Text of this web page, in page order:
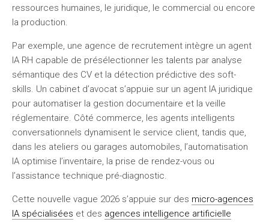
ressources humaines, le juridique, le commercial ou encore
la production.
Par exemple, une agence de recrutement intègre un agent
IA RH capable de présélectionner les talents par analyse
sémantique des CV et la détection prédictive des soft-
skills. Un cabinet d’avocat s’appuie sur un agent IA juridique
pour automatiser la gestion documentaire et la veille
réglementaire. Côté commerce, les agents intelligents
conversationnels dynamisent le service client, tandis que,
dans les ateliers ou garages automobiles, l’automatisation
IA optimise l’inventaire, la prise de rendez-vous ou
l’assistance technique pré-diagnostic.
Cette nouvelle vague 2026 s’appuie sur des micro-agences
IA spécialisées et des agences intelligence artificielle